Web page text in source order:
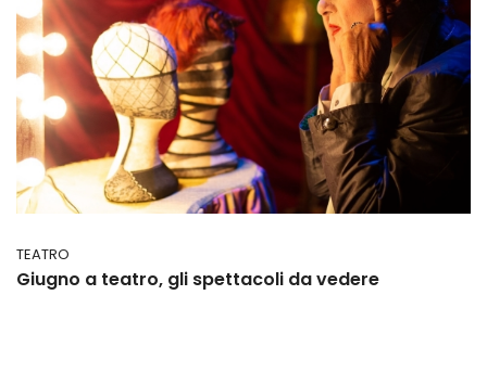
TEATRO
Giugno a teatro, gli spettacoli da vedere